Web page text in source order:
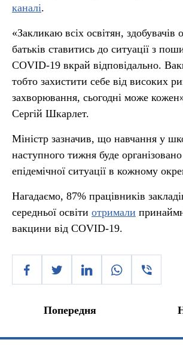
каналі.
«Закликаю всіх освітян, здобувачів
батьків ставитись до ситуації з
COVID-19 вкрай відповідально.
тобто захистити себе від високих
захворювання, сьогодні може
Сергій Шкарлет.
Міністр зазначив, що навчання у
наступного тижня буде
епідемічної ситуації в кожному
Нагадаємо, 87% працівників
середньої освіти отримали
вакцини від COVID-19.
Попередня